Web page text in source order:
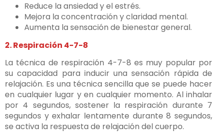
Reduce la ansiedad y el estrés.
Mejora la concentración y claridad mental.
Aumenta la sensación de bienestar general.
2. Respiración 4-7-8
La técnica de respiración 4-7-8 es muy popular por
su capacidad para inducir una sensación rápida de
relajación. Es una técnica sencilla que se puede hacer
en cualquier lugar y en cualquier momento. Al inhalar
por 4 segundos, sostener la respiración durante 7
segundos y exhalar lentamente durante 8 segundos,
se activa la respuesta de relajación del cuerpo.